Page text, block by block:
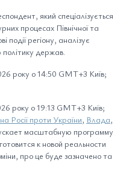
який спеціалізується
процесах Північної та
події регіону, аналізує
політику держав.
року о 14:50 GMT+3 Київ;
року о 19:13 GMT+3 Київ;
Росії проти України, Влада,
масштабную программу
к новой реальности
про це буде зазначено та